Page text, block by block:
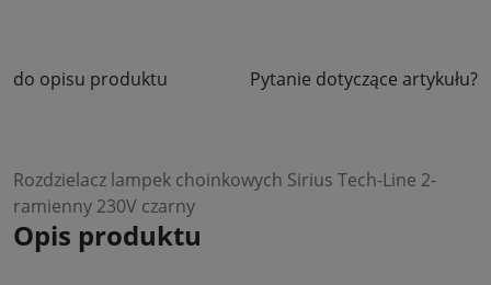
do opisu produktu Pytanie dotyczące artykułu?
Rozdzielacz lampek choinkowych Sirius Tech-Line 2-
ramienny 230V czarny
Opis produktu